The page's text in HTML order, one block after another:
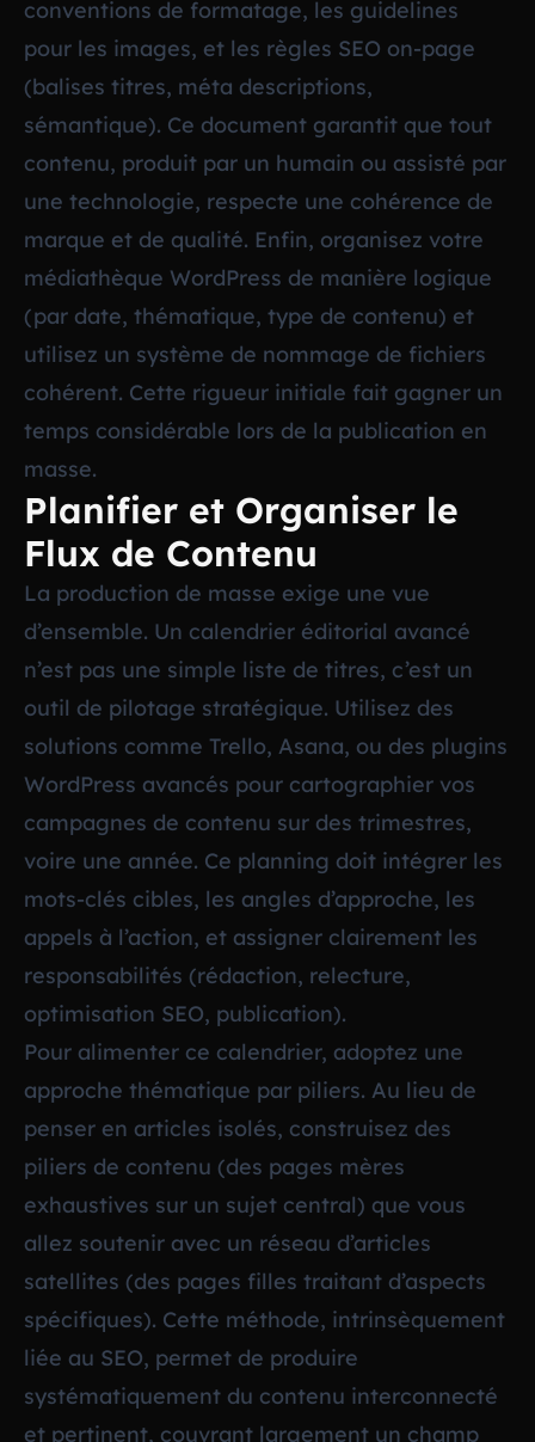
conventions de formatage, les guidelines
pour les images, et les règles SEO on-page
(balises titres, méta descriptions,
sémantique). Ce document garantit que tout
contenu, produit par un humain ou assisté par
une technologie, respecte une cohérence de
marque et de qualité. Enfin, organisez votre
médiathèque WordPress de manière logique
(par date, thématique, type de contenu) et
utilisez un système de nommage de fichiers
cohérent. Cette rigueur initiale fait gagner un
temps considérable lors de la publication en
masse.
Planifier et Organiser le
Flux de Contenu
La production de masse exige une vue
d’ensemble. Un calendrier éditorial avancé
n’est pas une simple liste de titres, c’est un
outil de pilotage stratégique. Utilisez des
solutions comme Trello, Asana, ou des plugins
WordPress avancés pour cartographier vos
campagnes de contenu sur des trimestres,
voire une année. Ce planning doit intégrer les
mots-clés cibles, les angles d’approche, les
appels à l’action, et assigner clairement les
responsabilités (rédaction, relecture,
optimisation SEO, publication).
Pour alimenter ce calendrier, adoptez une
approche thématique par piliers. Au lieu de
penser en articles isolés, construisez des
piliers de contenu (des pages mères
exhaustives sur un sujet central) que vous
allez soutenir avec un réseau d’articles
satellites (des pages filles traitant d’aspects
spécifiques). Cette méthode, intrinsèquement
liée au SEO, permet de produire
systématiquement du contenu interconnecté
et pertinent, couvrant largement un champ